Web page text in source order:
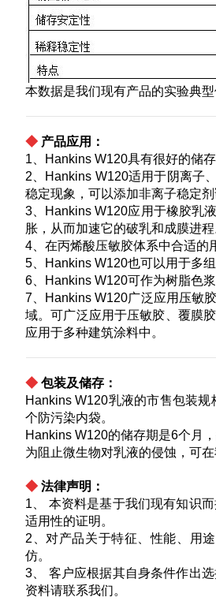
本数据是我们现有产品的实验典
◆ 产品应用：
1、Hankins W120具有很好的储
2、Hankins W120适用于阴离子
稳定现象，可以添加非离子稳定
3、Hankins W120应用于橡胶乳
胀，从而加速它的破乳和成膜进程
4、在丙烯酸压敏胶体系中合适的
5、Hankins W120也可以用于多
6、Hankins W120可作为树脂色
7、Hankins W120广泛应用压敏
域。可广泛应用于压敏胶、覆膜
应用于多种建筑涂料中。
◆ 包装及储存：
Hankins W120乳液的市售包装
个防污染内袋。
Hankins W120的储存期是6个月
为阻止微生物对乳液的侵蚀，可
◆ 法律声明：
1、 本资料是基于我们现有知识
适用性的证明。
2、对产品关于特征、性能、用
仿。
3、 客户应根据其自身条件作出
资料请联系我们。